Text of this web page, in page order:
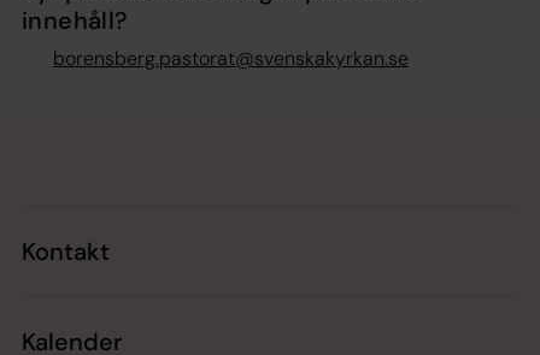
innehåll?
borensberg.pastorat@svenskakyrkan.se
Kontakt
Kalender